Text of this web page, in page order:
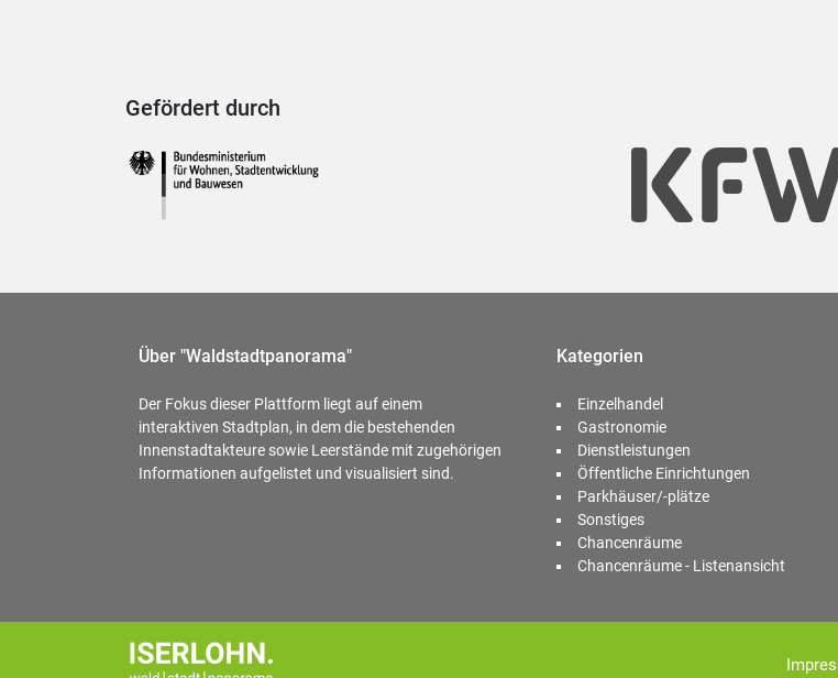
Gefördert durch
Über "Waldstadtpanorama"
Der Fokus dieser Plattform liegt auf einem
interaktiven Stadtplan, in dem die bestehenden
Innenstadtakteure sowie Leerstände mit zugehörigen
Informationen aufgelistet und visualisiert sind.
Kategorien
Einzelhandel
Gastronomie
Dienstleistungen
Öffentliche Einrichtungen
Parkhäuser/-plätze
Sonstiges
Chancenräume
Chancenräume - Listenansicht